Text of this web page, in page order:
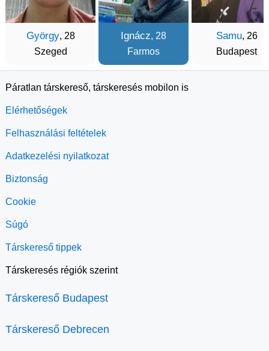
György, 28
Szeged
Ignácz, 28
Farmos
Samu, 26
Budapest
Páratlan társkereső, társkeresés mobilon is
Elérhetőségek
Felhasználási feltételek
Adatkezelési nyilatkozat
Biztonság
Cookie
Súgó
Társkereső tippek
Társkeresés régiók szerint
Társkereső Budapest
Társkereső Debrecen